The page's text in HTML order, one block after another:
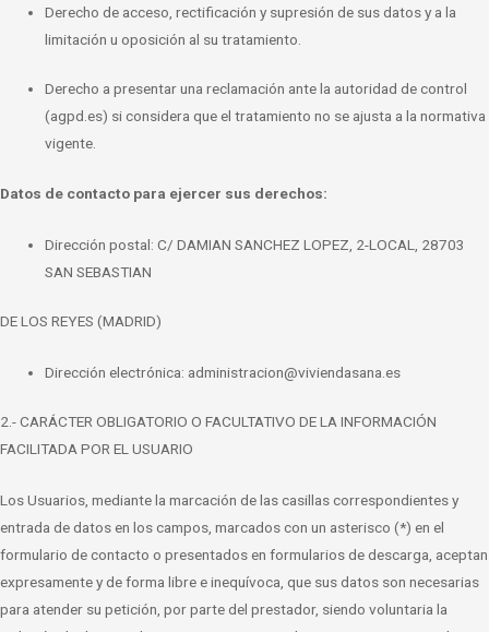
Derecho de acceso, rectificación y supresión de sus datos y a la
limitación uoposición al su tratamiento.
Derecho a presentar una reclamación ante la autoridad de control
(agpd.es) si considera que el tratamiento no se ajusta a la normativa
vigente.
Datos de contacto para ejercer sus derechos:
Dirección postal: C/ DAMIAN SANCHEZ LOPEZ, 2-LOCAL, 28703
SAN SEBASTIAN
DE LOS REYES (MADRID)
Dirección electrónica: administracion@viviendasana.es
2.- CARÁCTER OBLIGATORIO O FACULTATIVO DE LA INFORMACIÓN
FACILITADA POR ELUSUARIO
Los Usuarios, mediante la marcación de las casillas correspondientes y
entrada dedatos en los campos, marcados con un asterisco (*) en el
formulario de contacto o presentados en formularios de descarga, aceptan
expresamente y de forma libre einequívoca, que sus datos son necesarias
para atender su petición, por parte del prestador, siendo voluntaria la